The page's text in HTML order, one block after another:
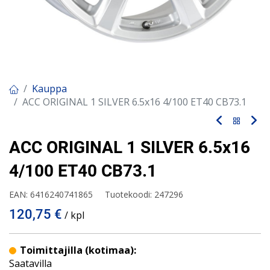
Kauppa
ACC ORIGINAL 1 SILVER 6.5x16 4/100 ET40 CB73.1
ACC ORIGINAL 1 SILVER 6.5x16
4/100 ET40 CB73.1
EAN: 6416240741865 Tuotekoodi: 247296
120,75 € / kpl
Toimittajilla (kotimaa):
Saatavilla